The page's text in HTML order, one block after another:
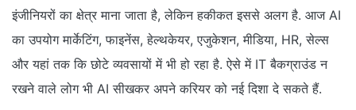
इंजीनियरों का क्षेत्र माना जाता है, लेकिन हकीकत इससे अलग है. आज AI
का उपयोग मार्केटिंग, फाइनेंस, हेल्थकेयर, एजुकेशन, मीडिया, HR, सेल्स
और यहां तक कि छोटे व्यवसायों में भी हो रहा है. ऐसे में IT बैकग्राउंड न
रखने वाले लोग भी AI सीखकर अपने करियर को नई दिशा दे सकते हैं.